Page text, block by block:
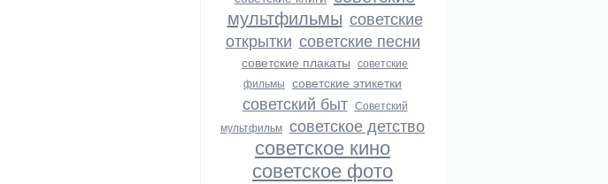
мультфильмы советские
открытки советские песни
советские плакаты советские
фильмы советские этикетки
советский быт Советский
мультфильм советское детство
советское кино
советское фото